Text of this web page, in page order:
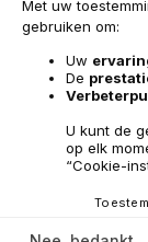
Wettelijke
Algemene
© 2009-2026